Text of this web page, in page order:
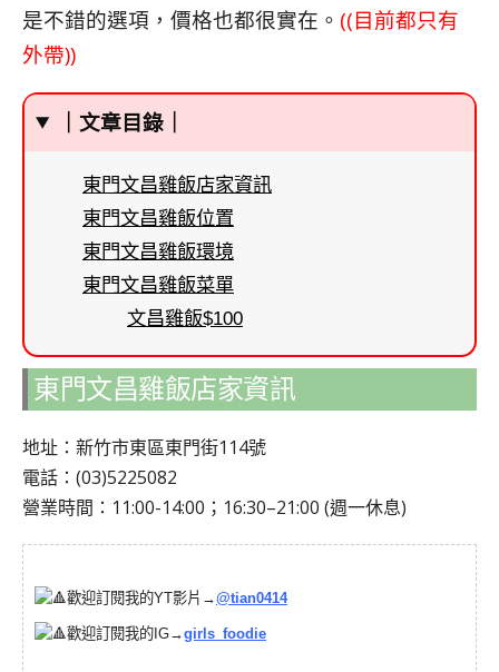
是不錯的選項，價格也都很實在。 ((目前都只有
外帶))
｜文章目錄｜
東門文昌雞飯店家資訊
東門文昌雞飯位置
東門文昌雞飯環境
東門文昌雞飯菜單
文昌雞飯$100
東門文昌雞飯店家資訊
地址：新竹市東區東門街114號
電話：(03)5225082
營業時間：11:00-14:00；16:30–21:00 (週一休息)
歡迎訂閱我的YT影片→@tian0414
歡迎訂閱我的IG→girls_foodie